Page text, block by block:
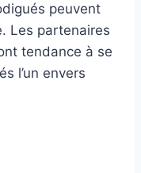
peuvent
Les partenaires
tendance à se
l’un envers